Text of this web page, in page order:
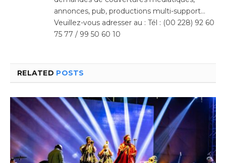
annonces, pub, productions multi-support…
Veuillez-vous adresser au : Tél : (00 228) 92 60
75 77 / 99 50 60 10
RELATED POSTS